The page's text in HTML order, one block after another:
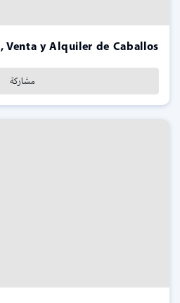
Venta y Alquiler de Caballos
مشاركة